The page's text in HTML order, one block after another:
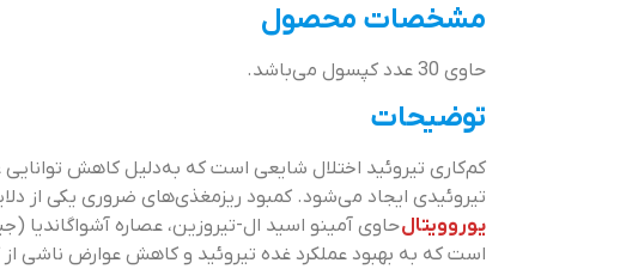
مشخصات محصول
حاوی 30 عدد کپسول می‌باشد.
توضیحات
کم‌کاری تیروئید اختلال شایعی است که به‌دلیل کاهش
تیروئیدی ایجاد می‌شود. کمبود ریزمغذی‌های ضروری یکی از
یوروویتالحاوی آمینو اسید ال-تیروزین، عصاره
است که به بهبود عملکرد غده تیروئید و کاهش عوارض ناشی